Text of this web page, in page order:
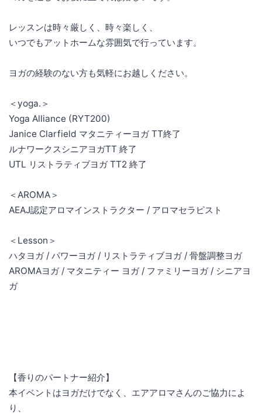
レッスンは時々厳しく、時々楽しく、
いつでもアットホームな雰囲気で行っています。
ヨガの経験のない方も気軽にお越しください。
＜yoga.＞
Yoga Alliance (RYT200)
Janice Clarfield マタニティーヨガ TT終了
ルナワークスシニアヨガTT 終了
UTL リストラティブヨガ TT2 終了
＜AROMA＞
AEAJ認定アロマインストラクター / アロマセラピスト
＜Lesson＞
ハタヨガ / パワーヨガ / リストラティブヨガ / 骨盤調整ヨガ
AROMAヨガ / マタニティー ヨガ / ファミリーヨガ / シニアヨ
ガ
【香りのパートナー紹介】
本イベントはヨガだけでなく、エアアロマさんのご協力によ
り、